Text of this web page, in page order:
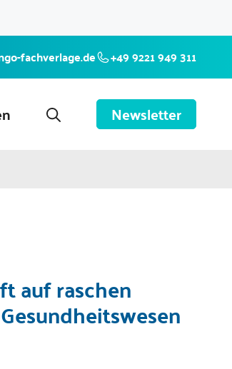
fachverlage.de +49 9221 949 311
Newsletter
auf raschen